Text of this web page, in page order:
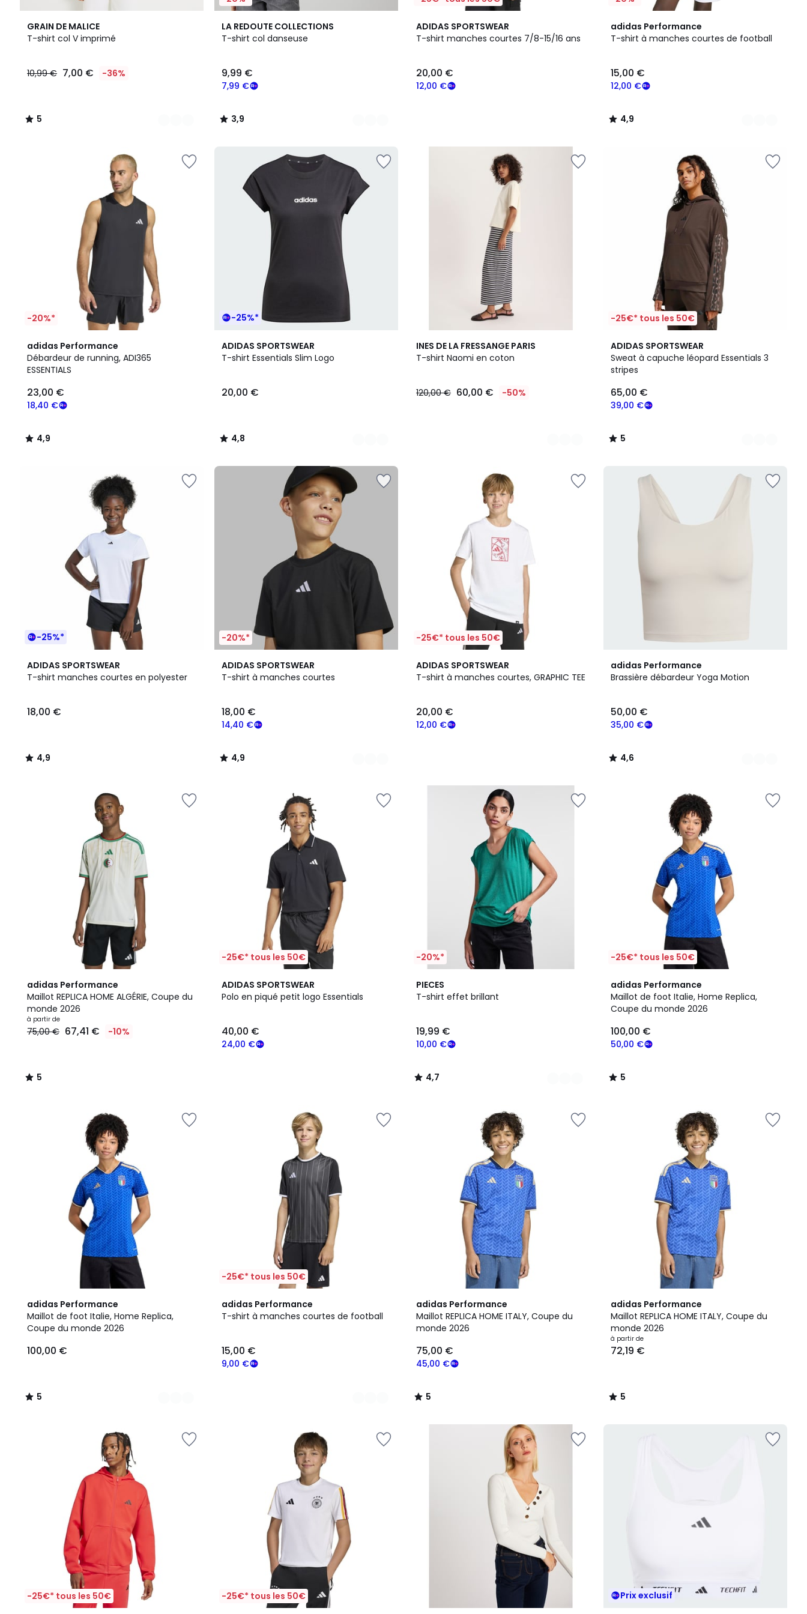
GRAIN DE MALICE
T-shirt col V imprimé
€
10,99
10,99 € 7,00 € -36%
5
/
2
Couleurs
5
/
LA REDOUTE COLLECTIONS
T-shirt col danseuse
7,99 €
9,99 €
3,9
/ 5
2
Couleurs
3,9
/
ADIDAS SPORTSWEAR
T-shirt manches courtes 7/8-15/16 ans
12,00 €
20,00 €
adidas Performance
T-shirt à manches courtes de football
12,00 €
15,00 €
4,9
/ 5
5
Couleurs
4,9
/
-20%*
adidas Performance
Débardeur de running, ADI365
ESSENTIALS
18,40 €
23,00 €
4,9
/ 5
4,9
/
-25%*
ADIDAS SPORTSWEAR
T-shirt Essentials Slim Logo
20,00 €
4,8
/ 5
6
Couleurs
4,8
/
INES DE LA FRESSANGE PARIS
T-shirt Naomi en coton
120,00 € 60,00 € -50%
2
Couleurs
-25€* tous les 50€
ADIDAS SPORTSWEAR
Sweat à capuche léopard Essentials 3
stripes
39,00 €
65,00 €
5
/
5
2
Couleurs
5
/
-25%*
ADIDAS SPORTSWEAR
T-shirt manches courtes en polyester
18,00 €
4,9
/ 5
4,9
/
-20%*
ADIDAS SPORTSWEAR
T-shirt à manches courtes
14,40 €
18,00 €
4,9
/ 5
2
Couleurs
4,9
/
-25€* tous les 50€
ADIDAS SPORTSWEAR
T-shirt à manches courtes, GRAPHIC TEE
12,00 €
20,00 €
adidas Performance
Brassière débardeur Yoga Motion
35,00 €
50,00 €
4,6
/ 5
4
Couleurs
4,6
/
adidas Performance
Maillot REPLICA HOME ALGÉRIE, Coupe du
monde 2026
à partir de
75,00 € 67,41 € -10%
5
/
5
5
/
-25€* tous les 50€
ADIDAS SPORTSWEAR
Polo en piqué petit logo Essentials
24,00 €
40,00 €
-20%*
PIECES
T-shirt effet brillant
10,00 €
19,99 €
4,7
/ 5
5
Couleurs
4,7
/
-25€* tous les 50€
adidas Performance
Maillot de foot Italie, Home Replica,
Coupe du monde 2026
50,00 €
100,00 €
5
/
5
5
/
adidas Performance
Maillot de foot Italie, Home Replica,
Coupe du monde 2026
100,00 €
5
/
5
2
Couleurs
5
/
-25€* tous les 50€
adidas Performance
T-shirt à manches courtes de football
9,00 €
15,00 €
2
Couleurs
adidas Performance
Maillot REPLICA HOME ITALY, Coupe du
monde 2026
45,00 €
75,00 €
5
/
5
5
/
adidas Performance
Maillot REPLICA HOME ITALY, Coupe du
monde 2026
à partir de
72,19 €
5
/
5
5
/
-25€* tous les 50€ -25€* tous les 50€ Prix exclusif